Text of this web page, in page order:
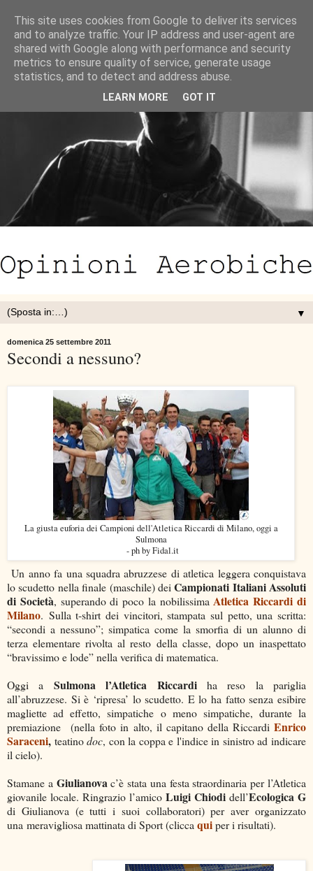
▼
domenica 25 settembre 2011
Secondi a nessuno?
La giusta euforia dei Campioni dell'Atletica Riccardi di Milano, oggi a
Sulmona
- ph by Fidal.it
Un anno fa una squadra abruzzese di atletica leggera conquistava
lo scudetto nella finale (maschile) deiCampionati Italiani Assoluti
di Società, superando di poco la nobilissima Atletica Riccardi di
Milano. Sulla t-shirt dei vincitori, stampata sul petto, una scritta:
“secondi a nessuno”; simpatica come la smorfia di un alunno di
terza elementare rivolta al resto della classe, dopo un inaspettato
“bravissimo e lode” nella verifica di matematica.
Oggi a Sulmona l’Atletica Riccardiha reso la pariglia
all’abruzzese. Si è ‘ripresa’ lo scudetto. E lo ha fatto senza esibire
magliette ad effetto, simpatiche o meno simpatiche, durante la
premiazione (nella foto in alto, il capitano della Riccardi Enrico
Saraceni, teatinodoc, con la coppa e l'indice in sinistro ad indicare
il cielo).
Stamane a Giulianova c’è stata una festa straordinaria per l’Atletica
giovanile locale. Ringrazio l’amico Luigi Chiodi dell’Ecologica G
di Giulianova (e tutti i suoi collaboratori) per aver organizzato
una meravigliosa mattinata di Sport (clicca quiper i risultati).
This site uses cookies from Google to deliver its services
and to analyze traffic. Your IP address and user-agent are
shared with Google along with performance and security
metrics to ensure quality of service, generate usage
statistics, and to detect and address abuse.
LEARN MORE GOT IT